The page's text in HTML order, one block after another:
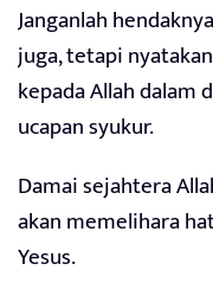
Janganlah
juga, tetapi
kepada Allah dalam
ucapan syukur.
Damai sejahtera
akan memelihara
Yesus.